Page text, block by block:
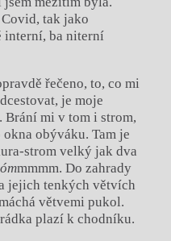
tak jako
interní, ba niterní
řečeno, to, co mi
je moje
Brání mi v tom i strom,
obýváku. Tam je
strom velký jak dva
ómmmmm. Do zahrady
jejich tenkých větvích
větvemi pukol.
plazí k chodníku.